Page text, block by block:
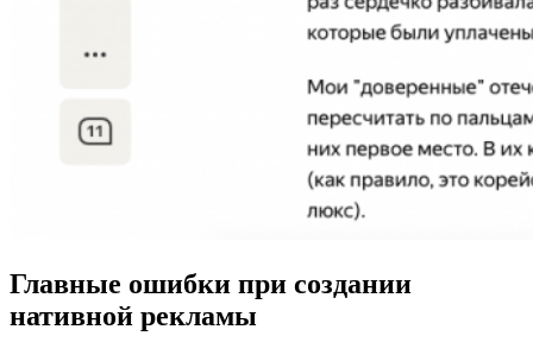
Главные ошибки при создании
нативной рекламы